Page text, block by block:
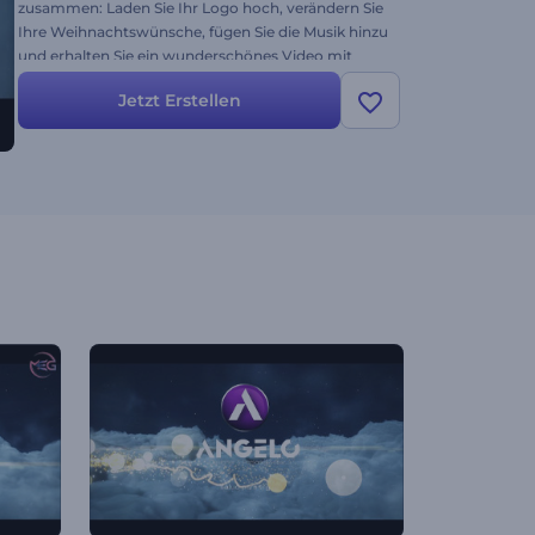
zusammen: Laden Sie Ihr Logo hoch, verändern Sie
Ihre Weihnachtswünsche, fügen Sie die Musik hinzu
und erhalten Sie ein wunderschönes Video mit
Renderforest. Zum Wohl!
Jetzt Erstellen